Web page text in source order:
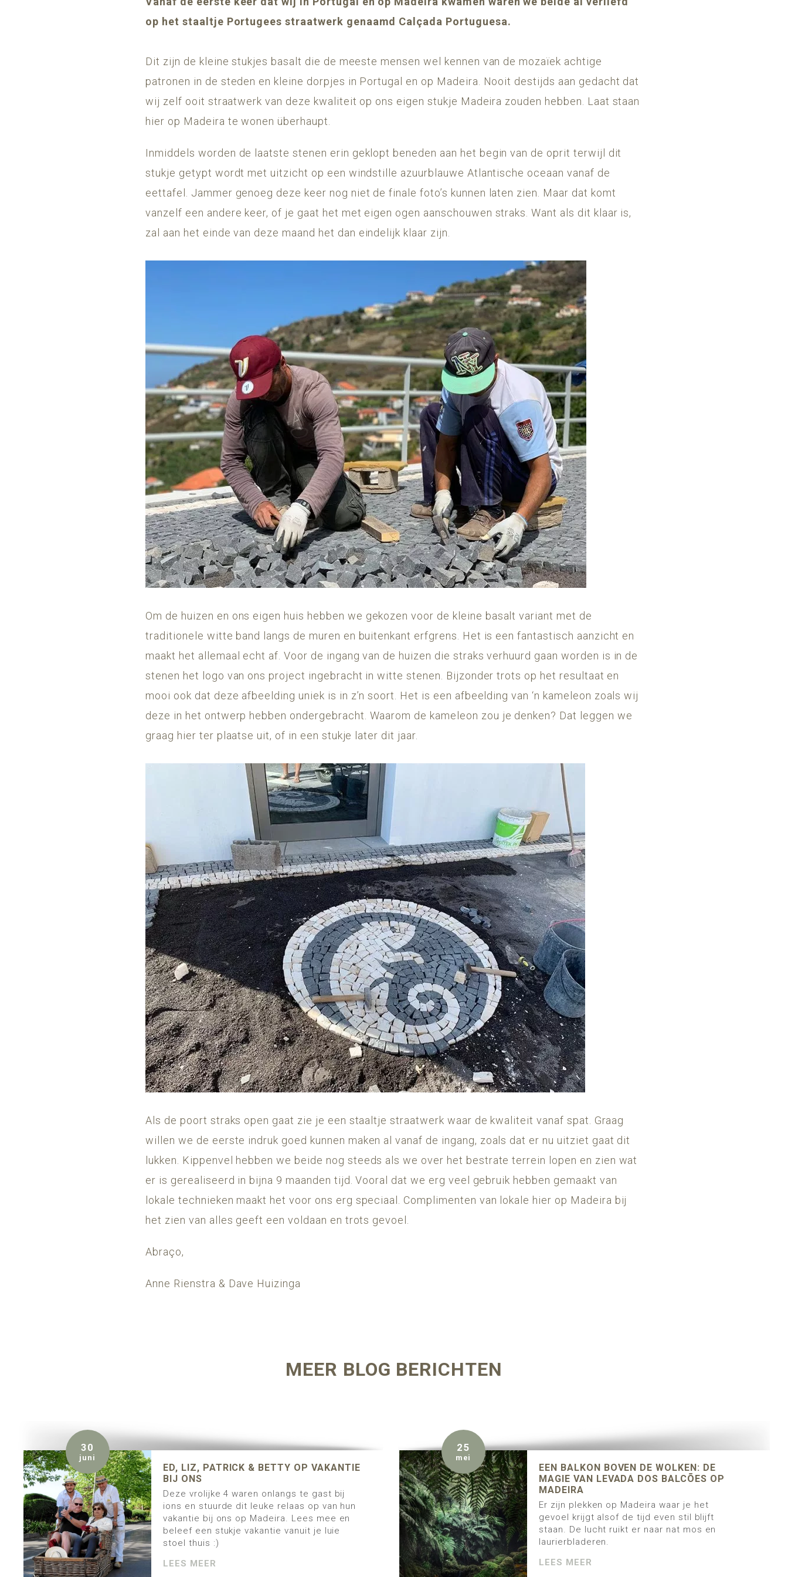
op het staaltje Portugees straatwerk genaamd Calçada Portuguesa.
Dit zijn de kleine stukjes basalt die de meeste mensen wel kennen van de mozaïek achtige
patronen in de steden en kleine dorpjes in Portugal en op Madeira. Nooit destijds aan gedacht dat
wij zelf ooit straatwerk van deze kwaliteit op ons eigen stukje Madeira zouden hebben. Laat staan
hier op Madeira te wonen überhaupt.
Inmiddels worden de laatste stenen erin geklopt beneden aan het begin van de oprit terwijl dit
stukje getypt wordt met uitzicht op een windstille azuurblauwe Atlantische oceaan vanaf de
eettafel. Jammer genoeg deze keer nog niet de finale foto’s kunnen laten zien. Maar dat komt
vanzelf een andere keer, of je gaat het met eigen ogen aanschouwen straks. Want als dit klaar is,
zal aan het einde van deze maand het dan eindelijk klaar zijn.
Om de huizen en ons eigen huis hebben we gekozen voor de kleine basalt variant met de
traditionele witte band langs de muren en buitenkant erfgrens. Het is een fantastisch aanzicht en
maakt het allemaal echt af. Voor de ingang van de huizen die straks verhuurd gaan worden is in de
stenen het logo van ons project ingebracht in witte stenen. Bijzonder trots op het resultaat en
mooi ook dat deze afbeelding uniek is in z’n soort. Het is een afbeelding van ‘n kameleon zoals wij
deze in het ontwerp hebben ondergebracht. Waarom de kameleon zou je denken? Dat leggen we
graag hier ter plaatse uit, of in een stukje later dit jaar.
Als de poort straks open gaat zie je een staaltje straatwerk waar de kwaliteit vanaf spat. Graag
willen we de eerste indruk goed kunnen maken al vanaf de ingang, zoals dat er nu uitziet gaat dit
lukken. Kippenvel hebben we beide nog steeds als we over het bestrate terrein lopen en zien wat
er is gerealiseerd in bijna 9 maanden tijd. Vooral dat we erg veel gebruik hebben gemaakt van
lokale technieken maakt het voor ons erg speciaal. Complimenten van lokale hier op Madeira bij
het zien van alles geeft een voldaan en trots gevoel.
Abraço,
Anne Rienstra & Dave Huizinga
MEER BLOG BERICHTEN
30
juni
ED, LIZ, PATRICK & BETTY OP VAKANTIE
BIJ ONS
Deze vrolijke 4 waren onlangs te gast bij
ions en stuurde dit leuke relaas op van hun
vakantie bij ons op Madeira. Lees mee en
beleef een stukje vakantie vanuit je luie
stoel thuis :)
LEES MEER
25
mei
EEN BALKON BOVEN DE WOLKEN: DE
MAGIE VAN LEVADA DOS BALCÕES OP
MADEIRA
Er zijn plekken op Madeira waar je het
gevoel krijgt alsof de tijd even stil blijft
staan. De lucht ruikt er naar nat mos en
laurierbladeren.
LEES MEER